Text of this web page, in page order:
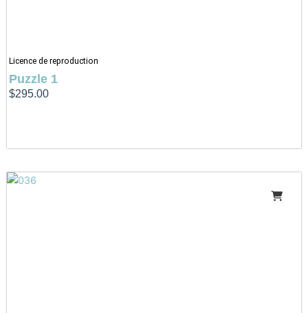
Licence de reproduction
Puzzle 1
$295.00